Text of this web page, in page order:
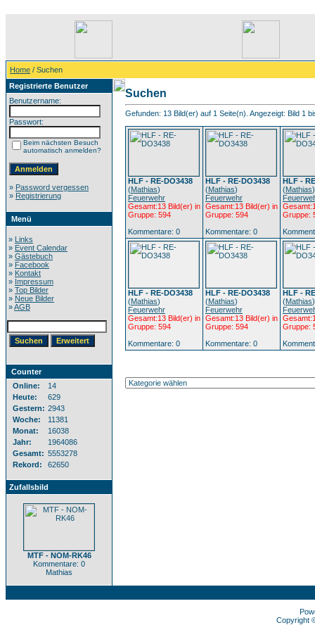
Home / Suchen
Registrierte Benutzer
Benutzername:
Passwort:
Beim nächsten Besuch
automatisch anmelden?
» Password vergessen
» Registrierung
Menü
» Links
» Event Calendar
» Gästebuch
» Facebook
» Kontakt
» Impressum
» Top Bilder
» Neue Bilder
»AGB
Counter
Online:
14
Heute:
629
Gestern: 2943
Woche:
11381
Monat:
16038
Jahr:
1964086
Gesamt: 5553278
Rekord:
62650
Zufallsbild
MTF - NOM-RK46
Kommentare: 0
Mathias
Suchen
Gefunden: 13 Bild(er) auf 1 Seite(n). Angezeigt: Bild 1
HLF - RE-DO3438
(Mathias)
Feuerwehr
Gesamt:13 Bild(er) in
Gruppe: 594
Kommentare: 0
HLF - RE-DO3438
(Mathias)
Feuerwehr
Gesamt:13 Bild(er) in
Gruppe: 594
Kommentare: 0
HLF -
(Mathias)
Gruppe:
HLF - RE-DO3438
(Mathias)
Feuerwehr
Gesamt:13 Bild(er) in
Gruppe: 594
Kommentare: 0
HLF - RE-DO3438
(Mathias)
Feuerwehr
Gesamt:13 Bild(er) in
Gruppe: 594
Kommentare: 0
HLF -
(Mathias)
Gruppe:
Copyright